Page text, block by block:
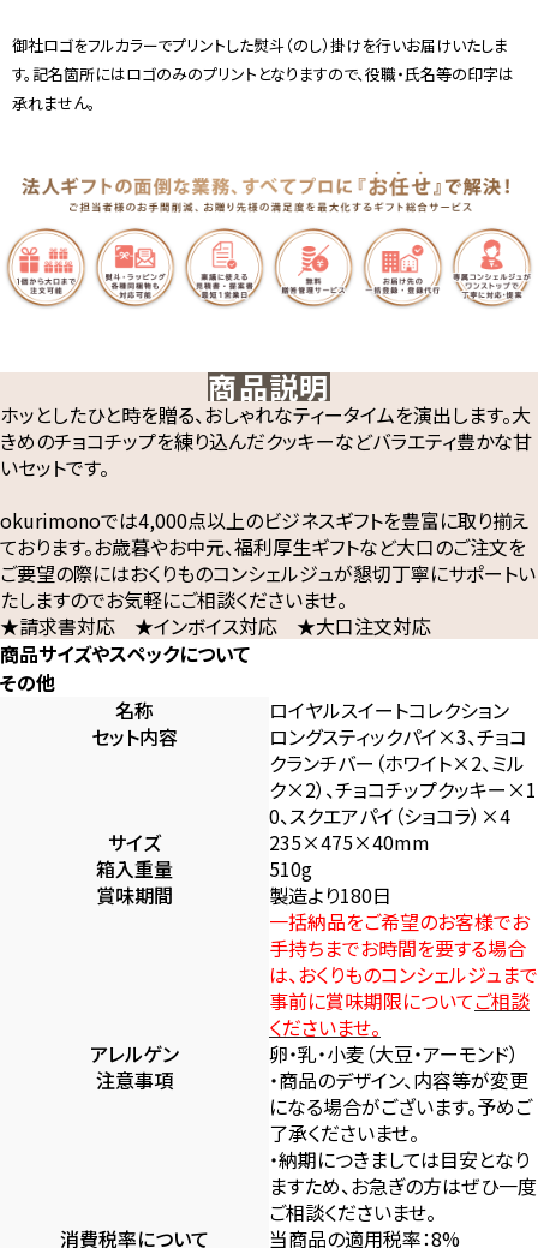
御社ロゴをフルカラーでプリントした熨斗（のし）掛けを行いお届けいたしま
す。記名箇所にはロゴのみのプリントとなりますので、役職・氏名等の印字は
承れません。
商品説明
ホッとしたひと時を贈る、おしゃれなティータイムを演出します。大
きめのチョコチップを練り込んだクッキーなどバラエティ豊かな甘
いセットです。
okurimonoでは4,000点以上のビジネスギフトを豊富に取り揃え
ております。お歳暮やお中元、福利厚生ギフトなど大口のご注文を
ご要望の際にはおくりものコンシェルジュが懇切丁寧にサポートい
たしますのでお気軽にご相談くださいませ。
★請求書対応 ★インボイス対応 ★大口注文対応
商品サイズやスペックについて
その他
名称
ロイヤルスイートコレクション
セット内容
ロングスティックパイ×3、チョコ
クランチバー（ホワイト×2、ミル
ク×2）、チョコチップクッキー×1
0、スクエアパイ（ショコラ）×4
サイズ
235×475×40mm
箱入重量
510g
賞味期間
製造より180日
一括納品をご希望のお客様でお
手持ちまでお時間を要する場合
は、おくりものコンシェルジュまで
事前に賞味期限についてご相談
くださいませ。
アレルゲン
卵・乳・小麦（大豆・アーモンド）
注意事項
・商品のデザイン、内容等が変更
になる場合がございます。予めご
了承くださいませ。
・納期につきましては目安となり
ますため、お急ぎの方はぜひ一度
ご相談くださいませ。
消費税率について
当商品の適用税率：8%